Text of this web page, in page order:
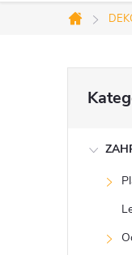
Domů
kategorie